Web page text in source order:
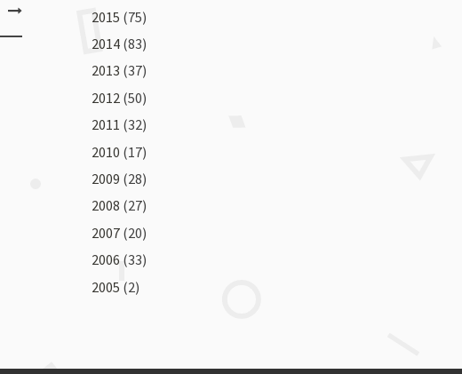
2015 (75)
2014 (83)
2013 (37)
2012 (50)
2011 (32)
2010 (17)
2009 (28)
2008 (27)
2007 (20)
2006 (33)
2005 (2)